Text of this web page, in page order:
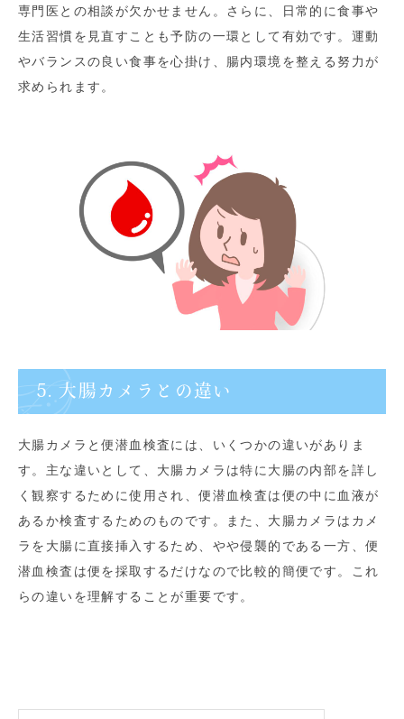
専門医との相談が欠かせません。さらに、日常的に食事や
生活習慣を見直すことも予防の一環として有効です。運動
やバランスの良い食事を心掛け、腸内環境を整える努力が
求められます。
5. 大腸カメラとの違い
大腸カメラと便潜血検査には、いくつかの違いがありま
す。主な違いとして、大腸カメラは特に大腸の内部を詳し
く観察するために使用され、便潜血検査は便の中に血液が
あるか検査するためのものです。また、大腸カメラはカメ
ラを大腸に直接挿入するため、やや侵襲的である一方、便
潜血検査は便を採取するだけなので比較的簡便です。これ
らの違いを理解することが重要です。